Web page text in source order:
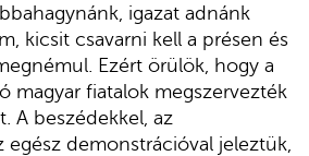
igazat adnánk
kicsit csavarni kell a présen és
Ezért örülök, hogy a
magyar fiatalok megszervezték
A beszédekkel, az
egész demonstrációval jeleztük,